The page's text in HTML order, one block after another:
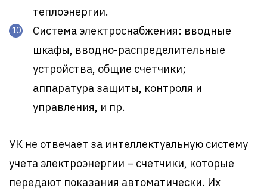
теплоэнергии.
Система электроснабжения: вводные
шкафы, вводно-распределительные
устройства, общие счетчики;
аппаратура защиты, контроля и
управления, и пр.
УК не отвечает за интеллектуальную систему
учета электроэнергии – счетчики, которые
передают показания автоматически. Их